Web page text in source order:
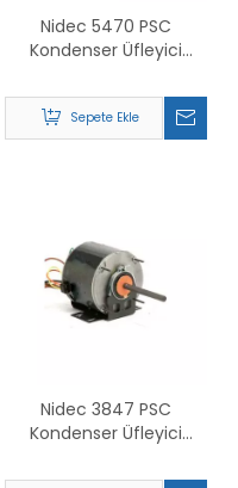
Nidec 5470 PSC
Kondenser Üfleyici
Sepete Ekle
Nidec 3847 PSC
Kondenser Üfleyici